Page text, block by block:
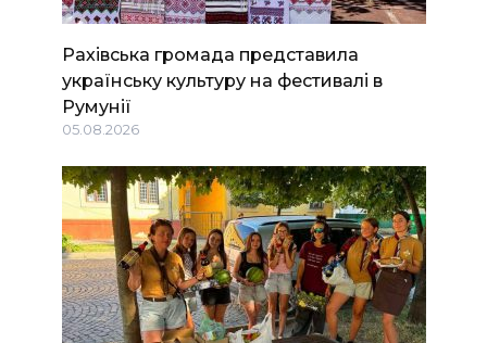
Рахівська громада представила
українську культуру на фестивалі в
Румунії
05.08.2026